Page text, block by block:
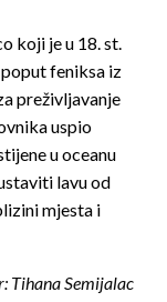
koji je u 18. st.
feniksa iz
preživljavanje
uspio
u oceanu
lavu od
mjesta i
Tihana Semijalac